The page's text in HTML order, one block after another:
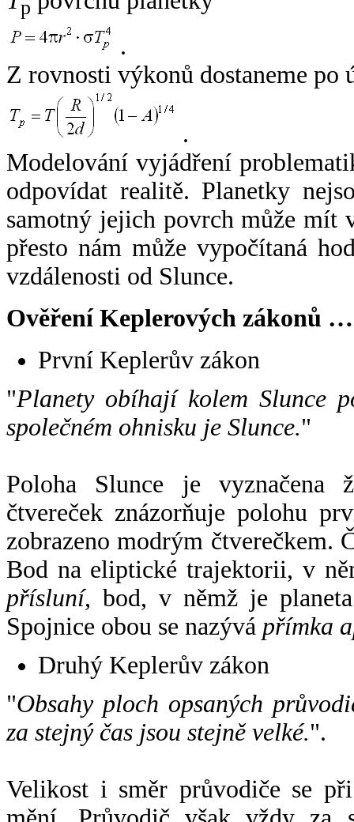
p
.
Z rovnosti výkonů dostaneme po
.
Modelování vyjádření
odpovídat realitě. Planetky
samotný jejich povrch může mít
přesto nám může vypočítaná
vzdálenosti od Slunce.
Ověření Keplerových zákonů …
První Keplerův zákon
"Planety obíhají kolem Slunce
společném ohnisku je Slunce."
Poloha Slunce je vyznačena
čtvereček znázorňuje polohu
zobrazeno modrým čtverečkem.
Bod na eliptické trajektorii, v
přísluní, bod, v němž je
Spojnice obou se nazývá přímka
Druhý Keplerův zákon
"Obsahy ploch opsaných
za stejný čas jsou stejně velké.".
Velikost i směr průvodiče se